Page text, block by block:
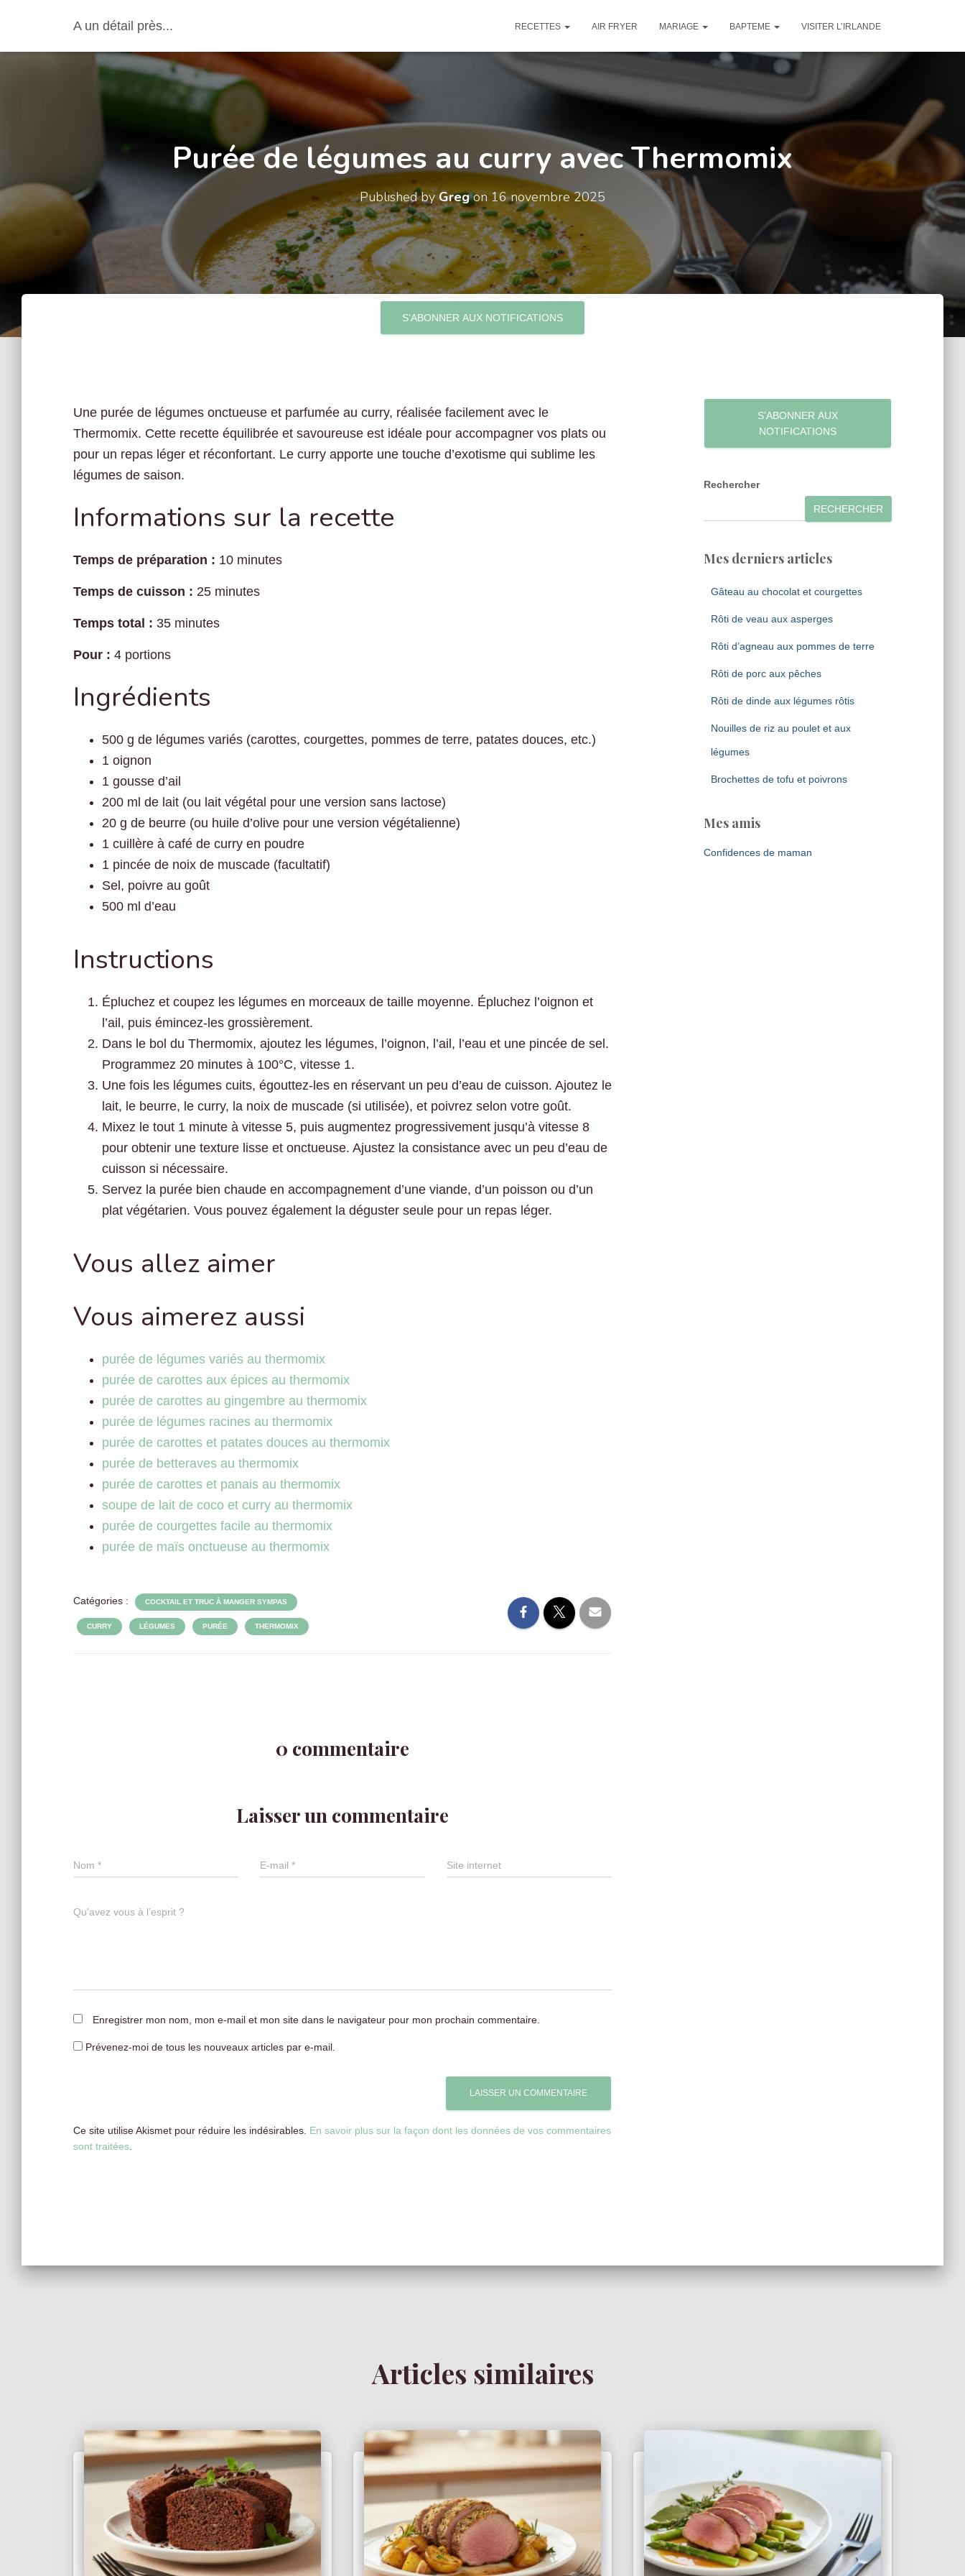
A un détail près... RECETTES AIR FRYER MARIAGE BAPTEME VISITER L’IRLANDE
Purée de légumes au curry avec Thermomix
Published byGregon 16 novembre 2025
S’ABONNER AUX NOTIFICATIONS
Une purée de légumes onctueuse et parfumée au curry, réalisée facilement avec le
Thermomix. Cette recette équilibrée et savoureuse est idéale pour accompagner vos plats ou
pour un repas léger et réconfortant. Le curry apporte une touche d’exotisme qui sublime les
légumes de saison.
Informations sur la recette
Temps de préparation : 10 minutes
Temps de cuisson : 25 minutes
Temps total : 35 minutes
Pour : 4 portions
Ingrédients
500 g de légumes variés (carottes, courgettes, pommes de terre, patates douces, etc.)
1 oignon
1 gousse d’ail
200 ml de lait (ou lait végétal pour une version sans lactose)
20 g de beurre (ou huile d’olive pour une version végétalienne)
1 cuillère à café de curry en poudre
1 pincée de noix de muscade (facultatif)
Sel, poivre au goût
500 ml d’eau
Instructions
Épluchez et coupez les légumes en morceaux de taille moyenne. Épluchez l’oignon et
l’ail, puis émincez-les grossièrement.
Dans le bol du Thermomix, ajoutez les légumes, l’oignon, l’ail, l’eau et une pincée de sel.
Programmez 20 minutes à 100°C, vitesse 1.
Une fois les légumes cuits, égouttez-les en réservant un peu d’eau de cuisson. Ajoutez le
lait, le beurre, le curry, la noix de muscade (si utilisée), et poivrez selon votre goût.
Mixez le tout 1 minute à vitesse 5, puis augmentez progressivement jusqu’à vitesse 8
pour obtenir une texture lisse et onctueuse. Ajustez la consistance avec un peu d’eau de
cuisson si nécessaire.
Servez la purée bien chaude en accompagnement d’une viande, d’un poisson ou d’un
plat végétarien. Vous pouvez également la déguster seule pour un repas léger.
Vous allez aimer
Vous aimerez aussi
purée de légumes variés au thermomix
purée de carottes aux épices au thermomix
purée de carottes au gingembre au thermomix
purée de légumes racines au thermomix
purée de carottes et patates douces au thermomix
purée de betteraves au thermomix
purée de carottes et panais au thermomix
soupe de lait de coco et curry au thermomix
purée de courgettes facile au thermomix
purée de maïs onctueuse au thermomix
Catégories : COCKTAIL ET TRUC À MANGER SYMPAS
CURRY LÉGUMES PURÉE THERMOMIX
0 commentaire
Laisser un commentaire
Nom * E-mail * Site internet
Qu’avez vous à l’esprit ?
Enregistrer mon nom, mon e-mail et mon site dans le navigateur pour mon prochain commentaire.
Prévenez-moi de tous les nouveaux articles par e-mail.
Ce site utilise Akismet pour réduire les indésirables. En savoir plus sur la façon dont les données de vos commentaires
sont traitées
S’ABONNER AUX
NOTIFICATIONS
Rechercher
RECHERCHER
Mes derniers articles
Gâteau au chocolat et courgettes
Rôti de veau aux asperges
Rôti d’agneau aux pommes de terre
Rôti de porc aux pêches
Rôti de dinde aux légumes rôtis
Nouilles de riz au poulet et aux
légumes
Brochettes de tofu et poivrons
Mes amis
Confidences de maman
Articles similaires